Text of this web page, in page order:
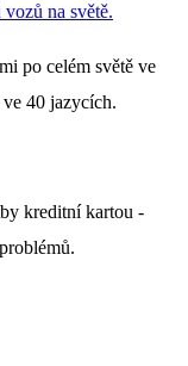
na světě.
po celém světě ve
40 jazycích.
kreditní kartou -